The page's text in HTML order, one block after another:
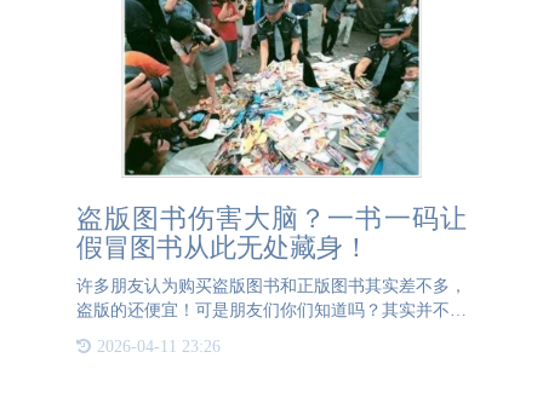
盗版图书伤害大脑？一书一码让
假冒图书从此无处藏身！
许多朋友认为购买盗版图书和正版图书其实差不多，
盗版的还便宜！可是朋友们你们知道吗？其实并不像
大！今天就让我们一起来了解一下吧~011、“永久性
2026-04-11 23:26